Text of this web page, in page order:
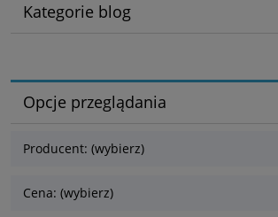
Kategorie blog
Opcje przeglądania
Producent: (wybierz)
Cena: (wybierz)